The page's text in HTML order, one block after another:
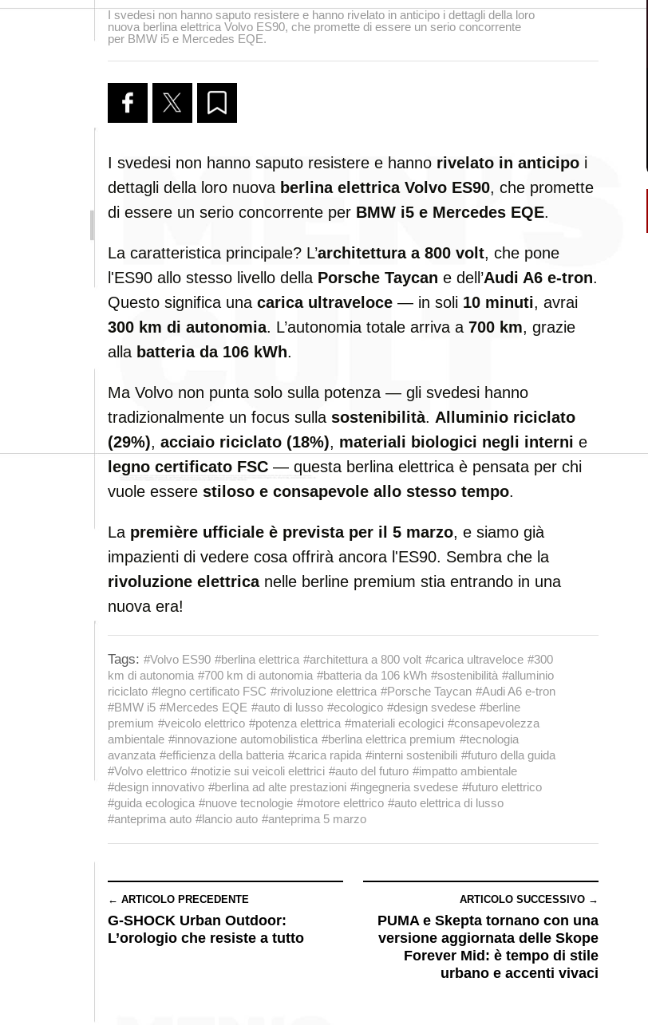
I svedesi non hanno saputo resistere e hanno rivelato in anticipo i dettagli della loro
nuova berlina elettrica Volvo ES90, che promette di essere un serio concorrente
per BMW i5 e Mercedes EQE.
I svedesi non hanno saputo resistere e hanno rivelato in anticipo i
dettagli della loro nuova berlina elettrica Volvo ES90, che promette
di essere un serio concorrente per BMW i5 e Mercedes EQE.
La caratteristica principale? L’architettura a 800 volt, che pone
l'ES90 allo stesso livello della Porsche Taycan e dell’Audi A6 e-tron.
Questo significa una carica ultraveloce — in soli 10 minuti, avrai
300 km di autonomia. L’autonomia totale arriva a 700 km, grazie
alla batteria da 106 kWh.
Ma Volvo non punta solo sulla potenza — gli svedesi hanno
tradizionalmente un focus sulla sostenibilità. Alluminio riciclato
(29%), acciaio riciclato (18%), materiali biologici negli interni e
legno certificato FSC — questa berlina elettrica è pensata per chi
vuole essere stiloso e consapevole allo stesso tempo.
La première ufficiale è prevista per il 5 marzo, e siamo già
impazienti di vedere cosa offrirà ancora l'ES90. Sembra che la
rivoluzione elettricanelle berline premium stia entrando in una
nuova era!
Tags: #Volvo ES90 #berlina elettrica #architettura a 800 volt #carica ultraveloce #300
km di autonomia #700 km di autonomia #batteria da 106 kWh #sostenibilità #alluminio
riciclato #legno certificato FSC #rivoluzione elettrica #Porsche Taycan #Audi A6 e-tron
#BMW i5 #Mercedes EQE #auto di lusso #ecologico #design svedese #berline
premium #veicolo elettrico #potenza elettrica #materiali ecologici #consapevolezza
ambientale #innovazione automobilistica #berlina elettrica premium #tecnologia
avanzata #efficienza della batteria #carica rapida #interni sostenibili #futuro della guida
#Volvo elettrico #notizie sui veicoli elettrici #auto del futuro #impatto ambientale
#design innovativo #berlina ad alte prestazioni #ingegneria svedese #futuro elettrico
#guida ecologica #nuove tecnologie #motore elettrico #auto elettrica di lusso
#anteprima auto #lancio auto #anteprima 5 marzo
← ARTICOLO PRECEDENTE
G-SHOCK Urban Outdoor:
L’orologio che resiste a tutto
ARTICOLO SUCCESSIVO →
PUMA e Skepta tornano con una
versione aggiornata delle Skope
Forever Mid: è tempo di stile
urbano e accenti vivaci